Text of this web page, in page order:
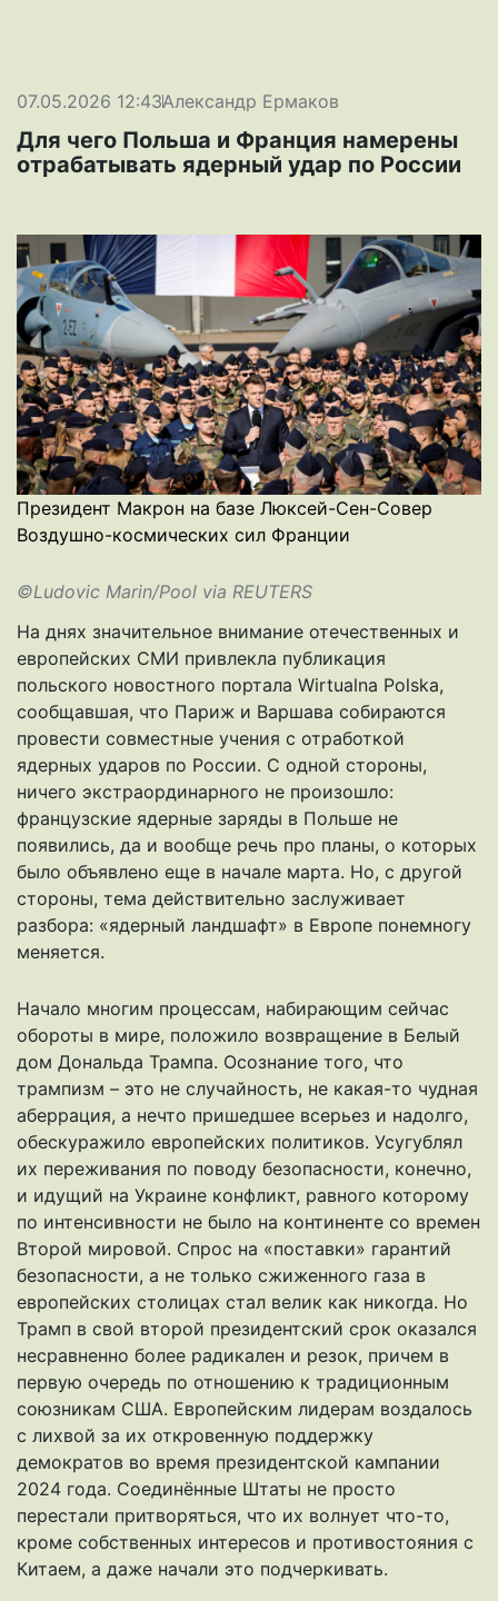
07.05.2026 12:43Александр Ермаков
Для чего Польша и Франция намерены
отрабатывать ядерный удар по России
Президент Макрон на базе Люксей-Сен-Совер
Воздушно-космических сил Франции
©Ludovic Marin/Pool via REUTERS
На днях значительное внимание отечественных и
европейских СМИ привлекла публикация
польского новостного портала Wirtualna Polska,
сообщавшая, что Париж и Варшава собираются
провести совместные учения с отработкой
ядерных ударов по России. С одной стороны,
ничего экстраординарного не произошло:
французские ядерные заряды в Польше не
появились, да и вообще речь про планы, о которых
было объявлено еще в начале марта. Но, с другой
стороны, тема действительно заслуживает
разбора: «ядерный ландшафт» в Европе понемногу
меняется.
Начало многим процессам, набирающим сейчас
обороты в мире, положило возвращение в Белый
дом Дональда Трампа. Осознание того, что
трампизм – это не случайность, не какая-то чудная
аберрация, а нечто пришедшее всерьез и надолго,
обескуражило европейских политиков. Усугублял
их переживания по поводу безопасности, конечно,
и идущий на Украине конфликт, равного которому
по интенсивности не было на континенте со времен
Второй мировой. Спрос на «поставки» гарантий
безопасности, а не только сжиженного газа в
европейских столицах стал велик как никогда. Но
Трамп в свой второй президентский срок оказался
несравненно более радикален и резок, причем в
первую очередь по отношению к традиционным
союзникам США. Европейским лидерам воздалось
с лихвой за их откровенную поддержку
демократов во время президентской кампании
2024 года. Соединённые Штаты не просто
перестали притворяться, что их волнует что-то,
кроме собственных интересов и противостояния с
Китаем, а даже начали это подчеркивать.